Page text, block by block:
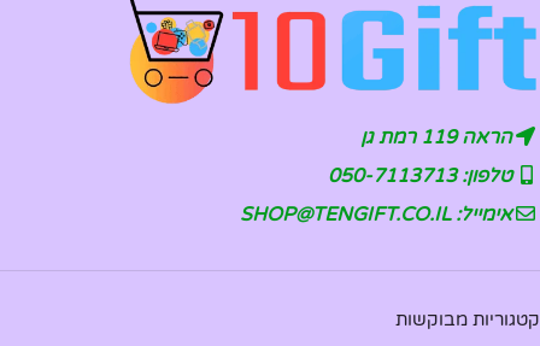
הראה 119 רמת גן
טלפון: 050-7113713
אימייל: SHOP@TENGIFT.CO.IL
קטגוריות מבוקשות